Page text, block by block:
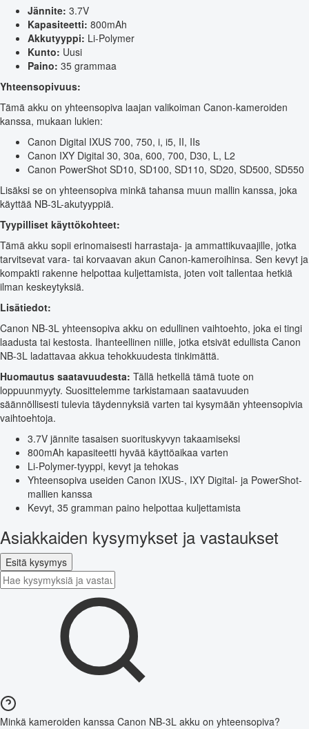
Jännite: 3.7V
Kapasiteetti: 800mAh
Akkutyyppi: Li-Polymer
Kunto: Uusi
Paino: 35 grammaa
Yhteensopivuus:
Tämä akku on yhteensopiva laajan valikoiman Canon-kameroiden
kanssa, mukaan lukien:
Canon Digital IXUS 700, 750, i, i5, II, IIs
Canon IXY Digital 30, 30a, 600, 700, D30, L, L2
Canon PowerShot SD10, SD100, SD110, SD20, SD500, SD550
Lisäksi se on yhteensopiva minkä tahansa muun mallin kanssa, joka
käyttää NB-3L-akutyyppiä.
Tyypilliset käyttökohteet:
Tämä akku sopii erinomaisesti harrastaja- ja ammattikuvaajille, jotka
tarvitsevat vara- tai korvaavan akun Canon-kameroihinsa. Sen kevyt ja
kompakti rakenne helpottaa kuljettamista, joten voit tallentaa hetkiä
ilman keskeytyksiä.
Lisätiedot:
Canon NB-3L yhteensopiva akku on edullinen vaihtoehto, joka ei tingi
laadusta tai kestosta. Ihanteellinen niille, jotka etsivät edullista Canon
NB-3L ladattavaa akkua tehokkuudesta tinkimättä.
Huomautus saatavuudesta: Tällä hetkellä tämä tuote on
loppuunmyyty. Suosittelemme tarkistamaan saatavuuden
säännöllisesti tulevia täydennyksiä varten tai kysymään yhteensopivia
vaihtoehtoja.
3.7V jännite tasaisen suorituskyvyn takaamiseksi
800mAh kapasiteetti hyvää käyttöaikaa varten
Li-Polymer-tyyppi, kevyt ja tehokas
Yhteensopiva useiden Canon IXUS-, IXY Digital- ja PowerShot-
mallien kanssa
Kevyt, 35 gramman paino helpottaa kuljettamista
Asiakkaiden kysymykset ja vastaukset
Esitä kysymys
Minkä kameroiden kanssa Canon NB-3L akku on yhteensopiva?